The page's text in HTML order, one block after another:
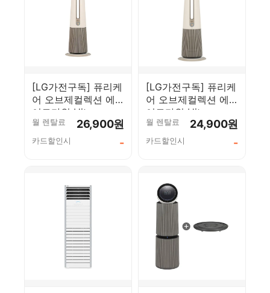
[LG가전구독] 퓨리케
어 오브제컬렉션 에
어로타워 Hit
FS065PSKAM
월 렌탈료 26,900원
카드할인시 -
[LG가전구독] 퓨리케
어 오브제컬렉션 에
어로타워 Hit
FS065PSJCM
월 렌탈료 24,900원
카드할인시 -